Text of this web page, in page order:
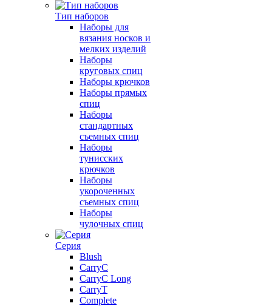
Тип наборов
Наборы для
вязания носков и
мелких изделий
Наборы
круговых спиц
Наборы крючков
Наборы прямых
спиц
Наборы
стандартных
съемных спиц
Наборы
тунисских
крючков
Наборы
укороченных
съемных спиц
Наборы
чулочных спиц
Серия
Blush
CarryC
CarryC Long
CarryT
Complete